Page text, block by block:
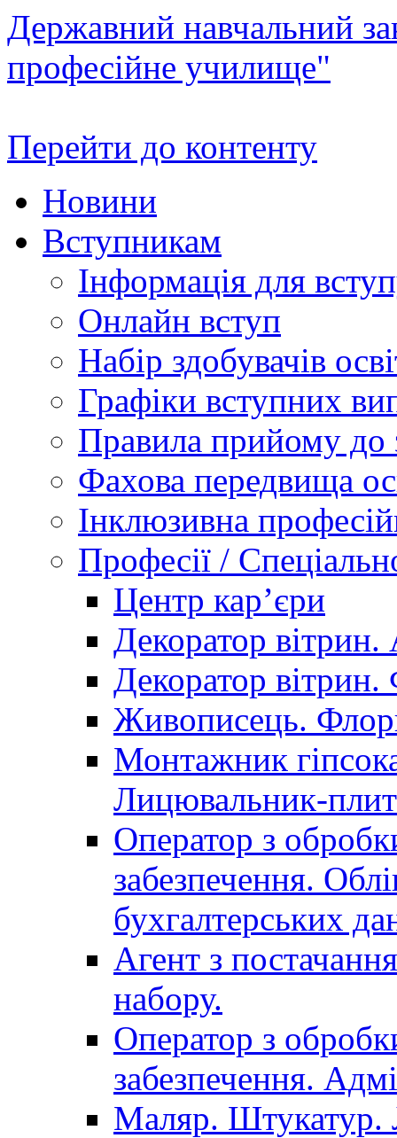
Державний навчальний
професійне училище"
Перейти до контенту
Новини
Вступникам
Інформація для
Онлайн вступ
Набір здобувачів
Графіки вступних
Правила прийому до
Фахова передвища
Інклюзивна
Професії /
Центр кар’єри
Декоратор вітрин.
Декоратор вітрин.
Живописець.
Монтажник
Лицювальник-
Оператор з
забезпечення.
бухгалтерських
Агент з
набору.
Оператор з
забезпечення.
Маляр. Штукатур.